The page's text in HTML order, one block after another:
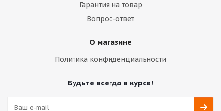
Гарантия на товар
Вопрос-ответ
О магазине
Политика конфиденциальности
Будьте всегда в курсе!